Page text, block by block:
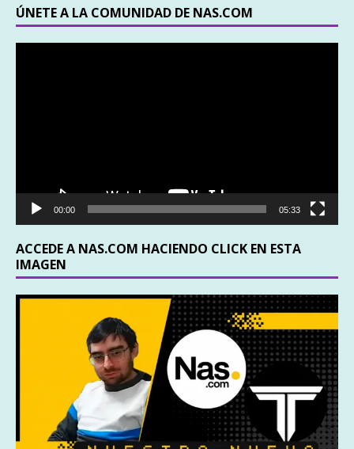
ÚNETE A LA COMUNIDAD DE NAS.COM
00:00 05:33
ACCEDE A NAS.COM HACIENDO CLICK EN ESTA
IMAGEN